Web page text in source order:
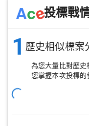
Ace投標戰
1 歷史相似標案
為您大量比對歷史
您掌握本次投標的